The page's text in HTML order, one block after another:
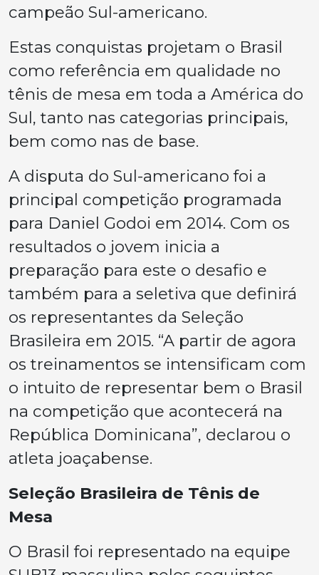
campeão Sul-americano.
Estas conquistas projetam o Brasil
como referência em qualidade no
tênis de mesa em toda a América do
Sul, tanto nas categorias principais,
bem como nas de base.
A disputa do Sul-americano foi a
principal competição programada
para Daniel Godoi em 2014. Com os
resultados o jovem inicia a
preparação para este o desafio e
também para a seletiva que definirá
os representantes da Seleção
Brasileira em 2015. “A partir de agora
os treinamentos se intensificam com
o intuito de representar bem o Brasil
na competição que acontecerá na
República Dominicana”, declarou o
atleta joaçabense.
Seleção Brasileira de Tênis de
Mesa
O Brasil foi representado na equipe